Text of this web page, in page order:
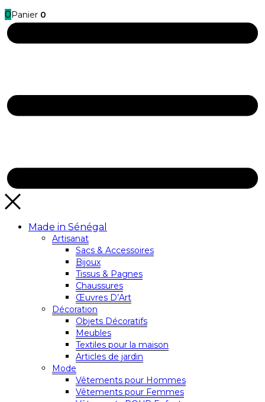
0 Panier 0
Made in Sénégal
Artisanat
Sacs & Accessoires
Bijoux
Tissus & Pagnes
Chaussures
Œuvres D’Art
Décoration
Objets Décoratifs
Meubles
Textiles pour la maison
Articles de jardin
Mode
Vêtements pour Hommes
Vêtements pour Femmes